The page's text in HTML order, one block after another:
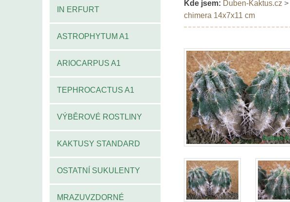
IN ERFURT
ASTROPHYTUM A1
ARIOCARPUS A1
TEPHROCACTUS A1
VÝBĚROVÉ ROSTLINY
KAKTUSY STANDARD
OSTATNÍ SUKULENTY
MRAZUVZDORNÉ
Kde jsem: Duben-Kaktus.cz >
chimera 14x7x11 cm